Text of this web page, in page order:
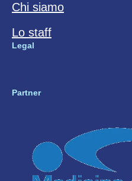
Chi siamo
Lo staff
Legal
Partner